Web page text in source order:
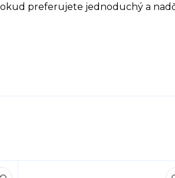
preferujete jednoduchý a